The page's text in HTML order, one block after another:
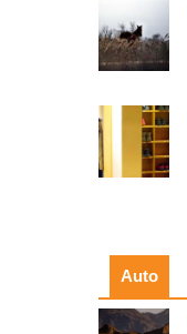
Auto